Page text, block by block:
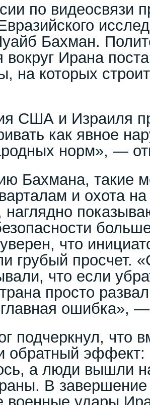
по видеосвязи
Бахман.
вокруг Ирана
на которых
США и Израиля
как явное
норм», —
Бахмана, такие
и охота на
наглядно
что
грубый просчет.
что если
просто
ошибка», —
подчеркнул, что
обратный эффект:
а люди вышли
В завершение